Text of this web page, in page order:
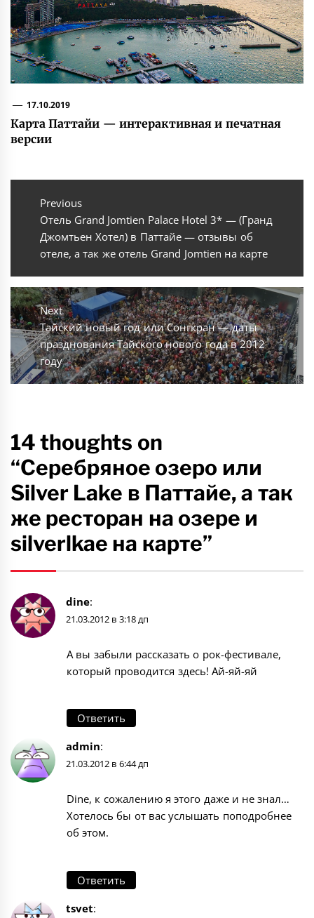
17.10.2019
Карта Паттайи — интерактивная и печатная
версии
Навигация
записям
Previous
Previous
post:
Отель Grand Jomtien Palace Hotel 3* — (Гранд
Джомтьен Хотел) в Паттайе — отзывы об
отеле, а так же отель Grand Jomtien на карте
Next
Next
post:
Тайский новый год или Cонгкран — даты
празднования Тайского нового года в 2012
году
14 thoughts on
“Серебряное озеро или
Silver Lake в Паттайе, а так
же ресторан на озере и
silverlkae на карте”
dine:
21.03.2012 в 3:18 дп
А вы забыли рассказать о рок-фестивале,
который проводится здесь! Ай-яй-яй
Ответить
admin:
21.03.2012 в 6:44 дп
Dine, к сожалению я этого даже и не знал…
Хотелось бы от вас услышать поподробнее
об этом.
Ответить
tsvet: